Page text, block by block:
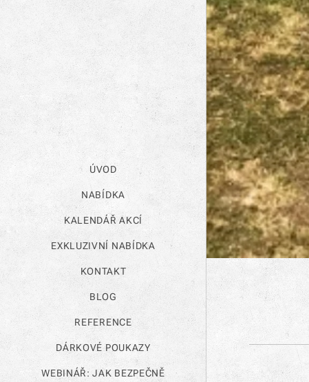
ÚVOD
NABÍDKA
KALENDÁŘ AKCÍ
EXKLUZIVNÍ NABÍDKA
KONTAKT
BLOG
REFERENCE
DÁRKOVÉ POUKAZY
WEBINÁŘ: JAK BEZPEČNĚ